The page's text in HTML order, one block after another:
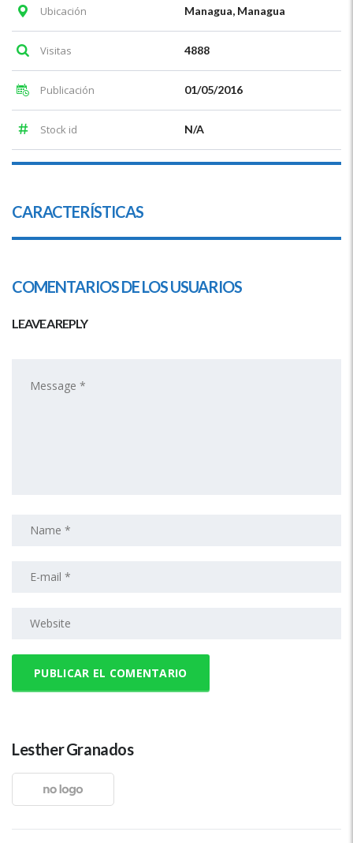
Ubicación Managua, Managua
Visitas 4888
Publicación 01/05/2016
Stock id N/A
CARACTERÍSTICAS
COMENTARIOS DE LOS USUARIOS
LEAVE A REPLY
Lesther Granados